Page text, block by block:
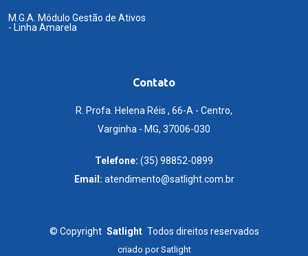
M.G.A. Módulo Gestão de Ativos
- Linha Amarela
Contato
R. Profa. Helena Réis , 66-A - Centro,
Varginha - MG, 37006-030
Telefone: (35) 98852-0899
Email: atendimento@satlight.com.br
© Copyright Satlight Todos direitos reservados
criado porSatlight